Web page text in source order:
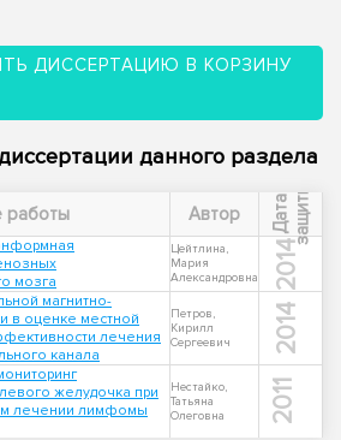
ДИССЕРТАЦИЮ В КОРЗИНУ
данного раздела
работы Автор Д
а
т
а
з
а
щ
и
т ы
мозга
Цейтлина,
Мария
Александровна
2014
магнитно-
в оценке местной
лечения
канала
Петров,
Кирилл
Сергеевич
2014
желудочка при
лечении лимфомы
Нестайко,
Татьяна
Олеговна
2011